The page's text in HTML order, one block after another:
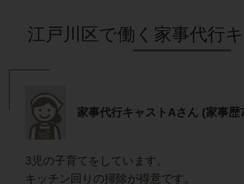
江戸川区で働く家事代行
家事代行キャストAさん (家事歴
3児の子育てをしています。
キッチン回りの掃除が得意です。